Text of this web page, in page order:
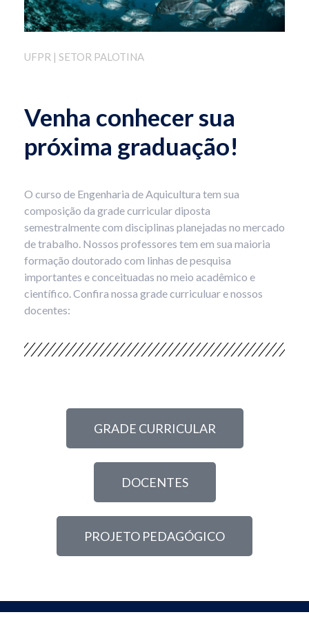
UFPR | SETOR PALOTINA
Venha conhecer sua
próxima graduação!
O curso de Engenharia de Aquicultura tem sua
composição da grade curricular diposta
semestralmente com disciplinas planejadas no mercado
de trabalho. Nossos professores tem em sua maioria
formação doutorado com linhas de pesquisa
importantes e conceituadas no meio acadêmico e
científico. Confira nossa grade curriculuar e nossos
docentes:
GRADE CURRICULAR
DOCENTES
PROJETO PEDAGÓGICO